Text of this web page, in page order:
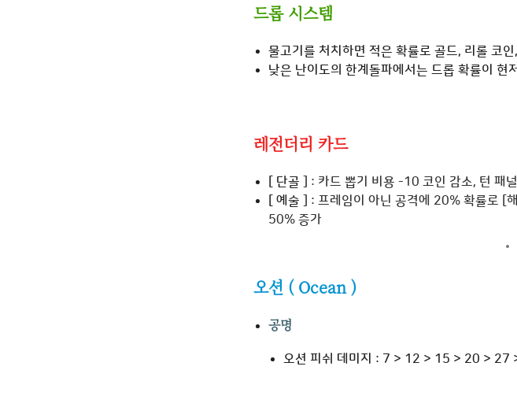
드롭 시스템
물고기를 처치하면 적은 확률로 골드, 리롤 코
낮은 난이도의 한계돌파에서는 드롭 확률이 현
레전더리 카드
단골
: 카드 뽑기 비용 -10 코인 감소, 턴 패
예술
: 프레임이 아닌 공격에 20% 확률로 [
50% 증가
오션 ( Ocean )
공명
오션 피쉬 데미지 : 7 > 12 > 15 > 20 >